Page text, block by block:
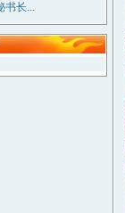
书长...